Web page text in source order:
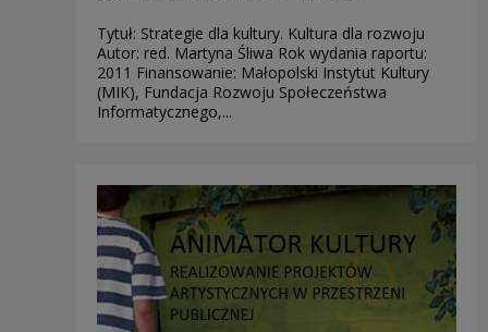
Tytuł: Strategie dla kultury. Kultura dla rozwoju
Autor: red. Martyna Śliwa Rok wydania raportu:
2011 Finansowanie: Małopolski Instytut Kultury
(MIK), Fundacja Rozwoju Społeczeństwa
Informatycznego,...